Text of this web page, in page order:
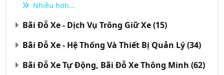
Nhiều hơn...
Bãi Đỗ Xe - Dịch Vụ Trông Giữ Xe(15)
Bãi Đỗ Xe - Hệ Thống Và Thiết Bị Quản Lý(34)
Bãi Đỗ Xe Tự Động, Bãi Đỗ Xe Thông Minh (62)